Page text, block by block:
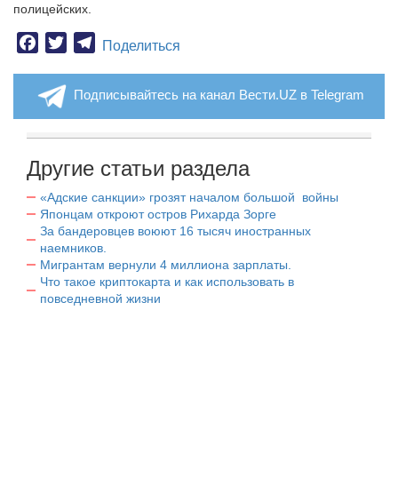
полицейских.
Facebook
TwitterTelegram
Поделиться
Подписывайтесь на канал Вести.UZ в Telegram
Другие статьи раздела
«Адские санкции» грозят началом большой войны
Японцам откроют остров Рихарда Зорге
За бандеровцев воюют 16 тысяч иностранных
наемников.
Мигрантам вернули 4 миллиона зарплаты.
Что такое криптокарта и как использовать в
повседневной жизни